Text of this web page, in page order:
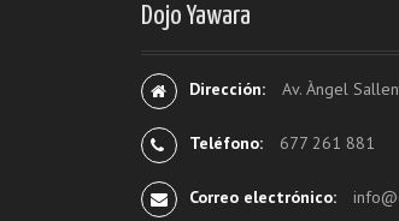
Dojo Yawara
Dirección: Av. Àngel
Teléfono: 677 261 881
Correo electrónico: